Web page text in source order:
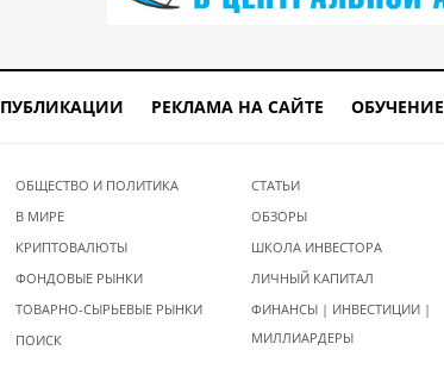
ПУБЛИКАЦИИ РЕКЛАМА НА САЙТЕ ОБУЧЕНИЕ
ОБЩЕСТВО И ПОЛИТИКА
В МИРЕ
КРИПТОВАЛЮТЫ
ФОНДОВЫЕ РЫНКИ
ТОВАРНО-СЫРЬЕВЫЕ РЫНКИ
ПОИСК
СТАТЬИ
ОБЗОРЫ
ШКОЛА ИНВЕСТОРА
ЛИЧНЫЙ КАПИТАЛ
ФИНАНСЫ | ИНВЕСТИЦИИ |
МИЛЛИАРДЕРЫ